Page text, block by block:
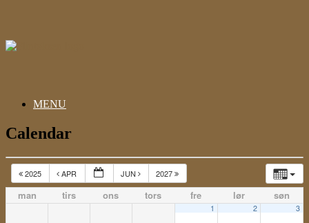
MENU
Calendar
2025 APR JUN 2027
man tirs ons tors fre lør søn
1 2 3